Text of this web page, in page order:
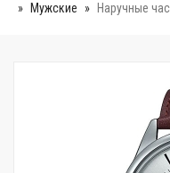
Мужские
Наручные